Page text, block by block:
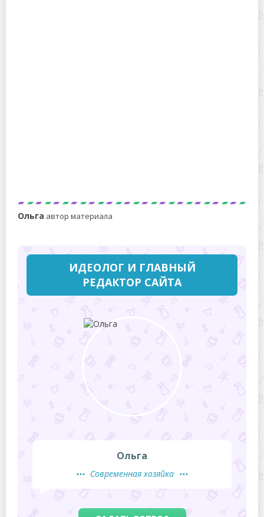
Ольга автор материала
ИДЕОЛОГ И ГЛАВНЫЙ
РЕДАКТОР САЙТА
Ольга
Современная хозяйка